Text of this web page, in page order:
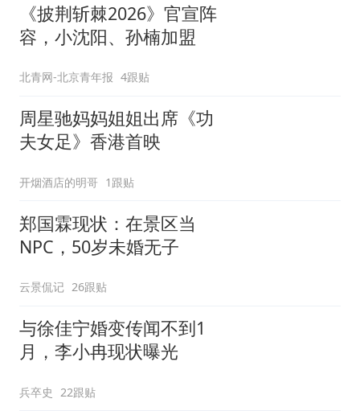
《披荆斩棘2026》官宣阵
容，小沈阳、孙楠加盟
北青网-北京青年报 4跟贴
周星驰妈妈姐姐出席《功
夫女足》香港首映
开烟酒店的明哥 1跟贴
郑国霖现状：在景区当
NPC，50岁未婚无子
云景侃记 26跟贴
与徐佳宁婚变传闻不到1
月，李小冉现状曝光
兵卒史 22跟贴